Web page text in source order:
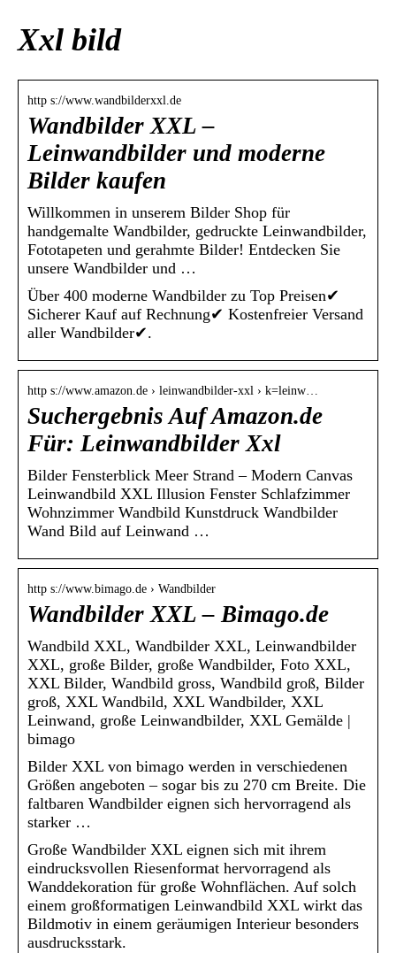
Xxl bild
http s://www.wandbilderxxl.de
Wandbilder XXL –
Leinwandbilder und moderne
Bilder kaufen
Willkommen in unserem Bilder Shop für
handgemalte Wandbilder, gedruckte Leinwandbilder,
Fototapeten und gerahmte Bilder! Entdecken Sie
unsere Wandbilder und …
Über 400 moderne Wandbilder zu Top Preisen✔
Sicherer Kauf auf Rechnung✔ Kostenfreier Versand
aller Wandbilder✔.
http s://www.amazon.de › leinwandbilder-xxl › k=leinw…
Suchergebnis Auf Amazon.de
Für: Leinwandbilder Xxl
Bilder Fensterblick Meer Strand – Modern Canvas
Leinwandbild XXL Illusion Fenster Schlafzimmer
Wohnzimmer Wandbild Kunstdruck Wandbilder
Wand Bild auf Leinwand …
http s://www.bimago.de › Wandbilder
Wandbilder XXL – Bimago.de
Wandbild XXL, Wandbilder XXL, Leinwandbilder
XXL, große Bilder, große Wandbilder, Foto XXL,
XXL Bilder, Wandbild gross, Wandbild groß, Bilder
groß, XXL Wandbild, XXL Wandbilder, XXL
Leinwand, große Leinwandbilder, XXL Gemälde |
bimago
Bilder XXL von bimago werden in verschiedenen
Größen angeboten – sogar bis zu 270 cm Breite. Die
faltbaren Wandbilder eignen sich hervorragend als
starker …
Große Wandbilder XXL eignen sich mit ihrem
eindrucksvollen Riesenformat hervorragend als
Wanddekoration für große Wohnflächen. Auf solch
einem großformatigen Leinwandbild XXL wirkt das
Bildmotiv in einem geräumigen Interieur besonders
ausdrucksstark.